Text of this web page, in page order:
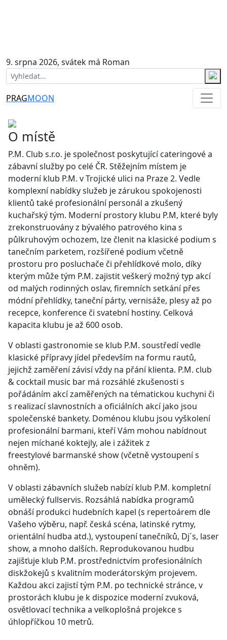
9. srpna 2026, svátek má Roman
PRAGMOON
O místě
P.M. Club s.r.o. je společnost poskytující cateringové a
zábavní služby po celé ČR. Stěžejním místem je
moderní klub P.M. v Trojické ulici na Praze 2. Vedle
komplexní nabídky služeb je zárukou spokojenosti
klientů také profesionální personál a zkušený
kuchařský tým. Moderní prostory klubu P.M, které byly
zrekonstruovány z bývalého patrového kina s
půlkruhovým ochozem, lze členit na klasické podium s
tanečním parketem, rozšířené podium včetně
prostoru pro posluchače či přehlídkové molo, díky
kterým může tým P.M. zajistit veškerý možný typ akcí
od malých rodinných oslav, firemních setkání přes
módní přehlídky, taneční párty, vernisáže, plesy až po
recepce, konference či svatební hostiny. Celková
kapacita klubu je až 600 osob.
V oblasti gastronomie se klub P.M. soustředí vedle
klasické přípravy jídel především na formu rautů,
jejichž zaměření závisí vždy na přání klienta. P.M. club
& cocktail music bar má rozsáhlé zkušenosti s
pořádáním akcí zaměřených na tématickou kuchyni či
s realizací slavnostních a oficiálních akcí jako jsou
společenské bankety. Doménou klubu jsou vyškolení
profesionální barmani, kteří Vám mohou nabídnout
nejen míchané koktejly, ale i zážitek z
freestylové barmanské show (včetně vystoupení s
ohněm).
V oblasti zábavních služeb nabízí klub P.M. kompletní
umělecký fullservis. Rozsáhlá nabídka programů
obnáší produkci hudebních kapel (s repertoárem dle
Vašeho výběru, např. česká scéna, latinské rytmy,
orientální hudba atd.), vystoupení tanečníků, Dj´s, laser
show, a mnoho dalších. Reprodukovanou hudbu
zajišťuje klub P.M. prostřednictvím profesionálních
diskžokejů s kvalitním moderátorským projevem.
Každou akci zajistí tým P.M. po technické stránce, v
prostorách klubu je k dispozice moderní zvuková,
osvětlovací technika a velkoplošná projekce s
úhlopříčkou 10 metrů.